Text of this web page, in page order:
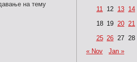
на тему
11 12 13 14
18 19 20 21
25 26 27 28
« Nov
Jan »